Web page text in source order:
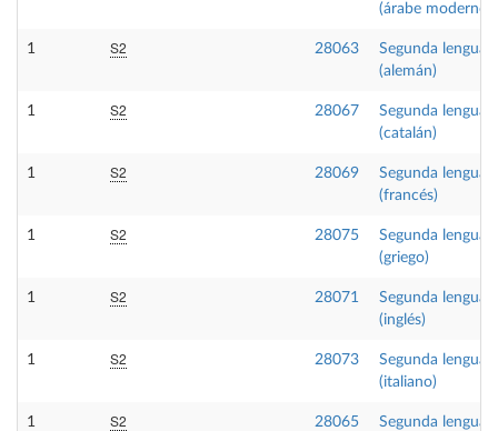
(árabe moderno)
1 S2 28063
Segunda lengua
(alemán)
1 S2 28067
Segunda lengua
(catalán)
1 S2 28069
Segunda lengua
(francés)
1 S2 28075
Segunda lengua
(griego)
1 S2 28071
Segunda lengua
(inglés)
1 S2 28073
Segunda lengua
(italiano)
1 S2 28065
Segunda lengua